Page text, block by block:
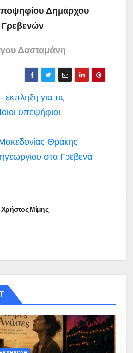
Δημάρχου
Γρεβενών
Δασταμάνη
για τις
υποψήφιοι
Θράκης
στα Γρεβενά
Χρήστος Μίμης